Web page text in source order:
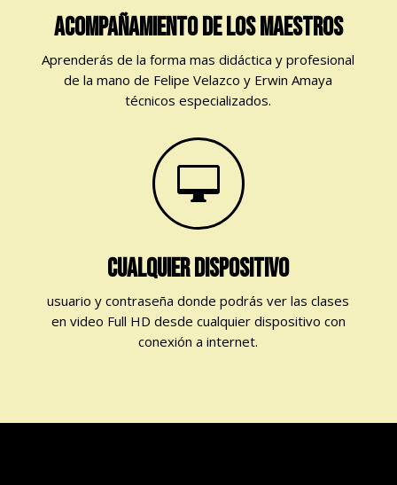
ACOMPAÑAMIENTO DE Los MAESTROs
Aprenderás de la forma mas didáctica y profesional
de la mano de Felipe Velazco y Erwin Amaya
técnicos especializados.

CUALQUIER DISPOSITIVO
usuario y contraseña donde podrás ver las clases
en video Full HD desde cualquier dispositivo con
conexión a internet.